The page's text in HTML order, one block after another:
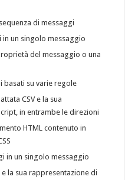
di messaggi
in un singolo messaggio
del messaggio o una
basati su varie regole
CSV e la sua
in entrambe le direzioni
HTML contenuto in
in un singolo messaggio
la sua rappresentazione di